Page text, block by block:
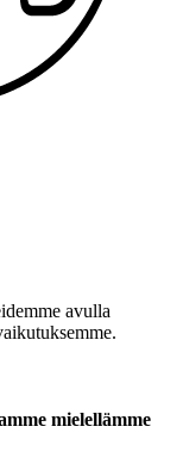
avulla
mielellämme